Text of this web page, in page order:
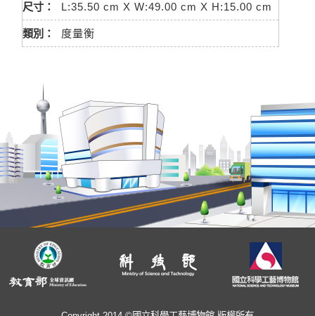
尺寸： L:35.50 cm X W:49.00 cm X H:15.00 cm
類別： 度量衡